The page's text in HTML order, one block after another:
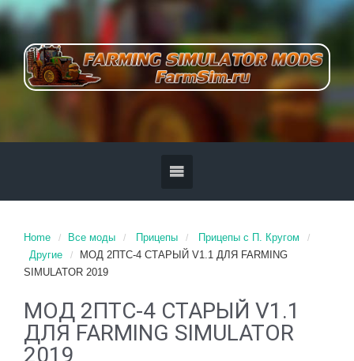
Home Все моды Прицепы
Прицепы с П. Кругом
Другие
МОД 2ПТС-4 СТАРЫЙ V1.1 ДЛЯ FARMING
SIMULATOR 2019
МОД 2ПТС-4 СТАРЫЙ V1.1
ДЛЯ FARMING SIMULATOR
2019